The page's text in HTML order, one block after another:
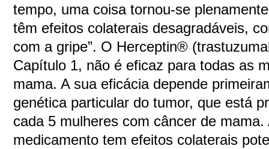
tempo, uma coisa tornou-se
têm efeitos colaterais desagradáveis,
com a gripe”. O Herceptin®
Capítulo 1, não é eficaz para todas as
mama. A sua eficácia depende
genética particular do tumor, que está
cada 5 mulheres com câncer de
medicamento tem efeitos colaterais